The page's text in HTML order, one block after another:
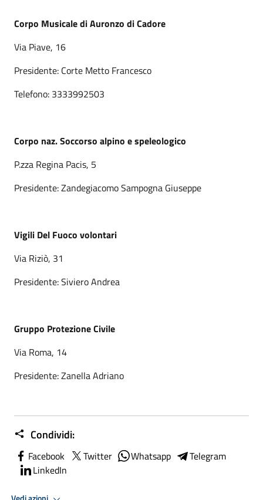
Corpo Musicale di Auronzo di Cadore
Via Piave, 16
Presidente: Corte Metto Francesco
Telefono: 3333992503
Corpo naz. Soccorso alpino e speleologico
P.zza Regina Pacis, 5
Presidente: Zandegiacomo Sampogna Giuseppe
Vigili Del Fuoco volontari
Via Riziò, 31
Presidente: Siviero Andrea
Gruppo Protezione Civile
Via Roma, 14
Presidente: Zanella Adriano
Condividi:
Facebook Twitter Whatsapp
Telegram
LinkedIn